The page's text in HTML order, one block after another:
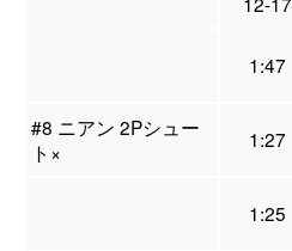
1:47
#8 ニアン 2Pシュー
ト×
1:27
1:25